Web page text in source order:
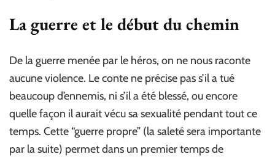
La guerre et le début du chemin
De la guerre menée par le héros, on ne nous raconte
aucune violence. Le conte ne précise pas s’il a tué
beaucoup d’ennemis, ni s’il a été blessé, ou encore
quelle façon il aurait vécu sa sexualité pendant tout ce
temps. Cette “guerre propre” (la saleté sera importante
par la suite) permet dans un premier temps de